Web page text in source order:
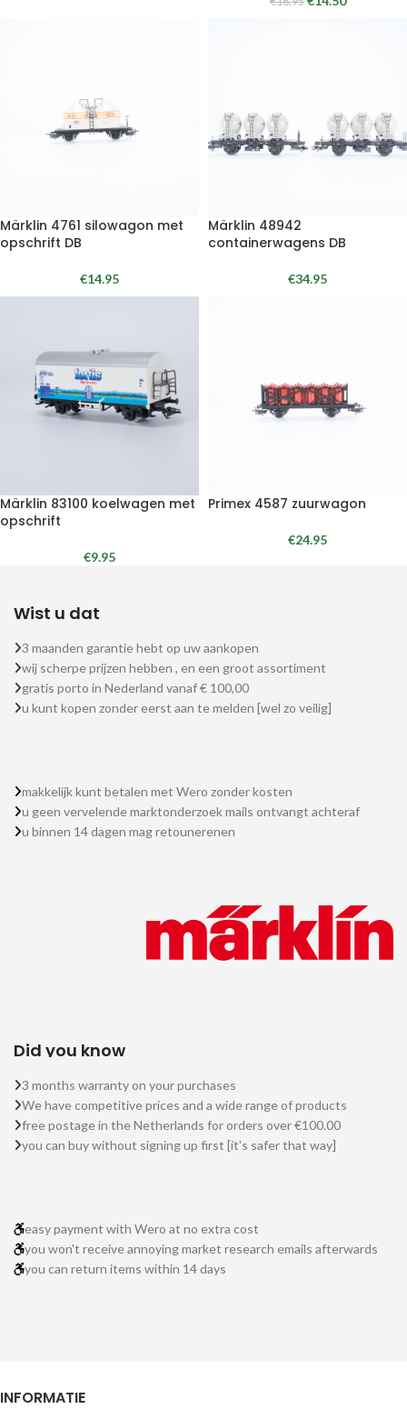
Märklin 4761 silowagon met
opschrift DB
€14.95
Märklin 48942
containerwagens DB
€34.95
Märklin 83100 koelwagen met
opschrift
€9.95
Primex 4587 zuurwagon
€24.95
Wist u dat
3 maanden garantie hebt op uw aankopen
wij scherpe prijzen hebben , en een groot assortiment
gratis porto in Nederland vanaf € 100,00
u kunt kopen zonder eerst aan te melden [wel zo veilig]
makkelijk kunt betalen met Wero zonder kosten
u geen vervelende marktonderzoek mails ontvangt achteraf
u binnen 14 dagen mag retounerenen
Did you know
3 months warranty on your purchases
We have competitive prices and a wide range of products
free postage in the Netherlands for orders over €100.00
you can buy without signing up first [it's safer that way]
easy payment with Wero at no extra cost
you won't receive annoying market research emails afterwards
you can return items within 14 days
INFORMATIE